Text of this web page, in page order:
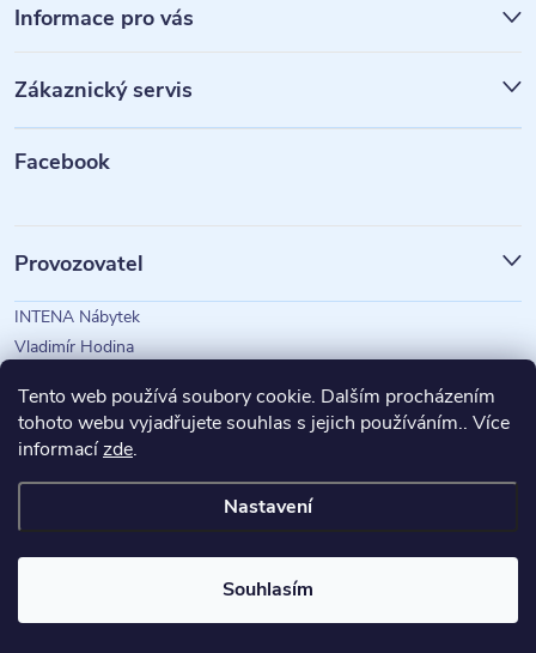
Tento web používá soubory cookie. Dalším procházením
tohoto webu vyjadřujete souhlas s jejich používáním.. Více
informacízde.
Nastavení
Souhlasím
á
p
a
Informace pro vás
Zákaznický servis
Facebook
Provozovatel
INTENA Nábytek
Vladimír Hodina
Copyright 2026INTENA Nábytek. Všechna práva vyhrazena.